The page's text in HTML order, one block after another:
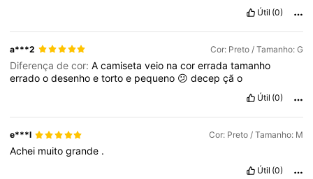
Útil (0)
a***2 Cor: Preto / Tamanho: G
Diferença de cor:Acamisetaveio nacorerradatamanho
erradoodesenhoetortoe pequeno 😕decepção
Útil (0)
e***l Cor: Preto / Tamanho: M
Achei muitogrande .
Útil (0)